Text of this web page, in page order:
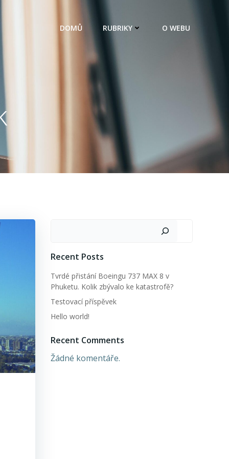
DOMŮ RUBRIKY O WEBU
Recent Posts
Tvrdé přistání Boeingu 737 MAX 8 v
Phuketu. Kolik zbývalo ke katastrofě?
Testovací příspěvek
Hello world!
Recent Comments
Žádné komentáře.